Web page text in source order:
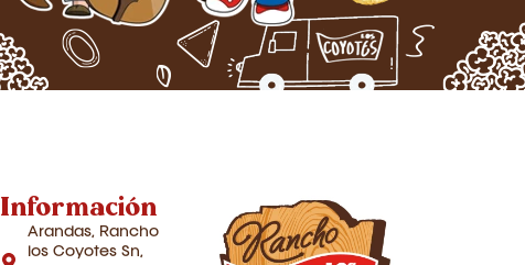
Información
Arandas, Rancho
los Coyotes Sn,